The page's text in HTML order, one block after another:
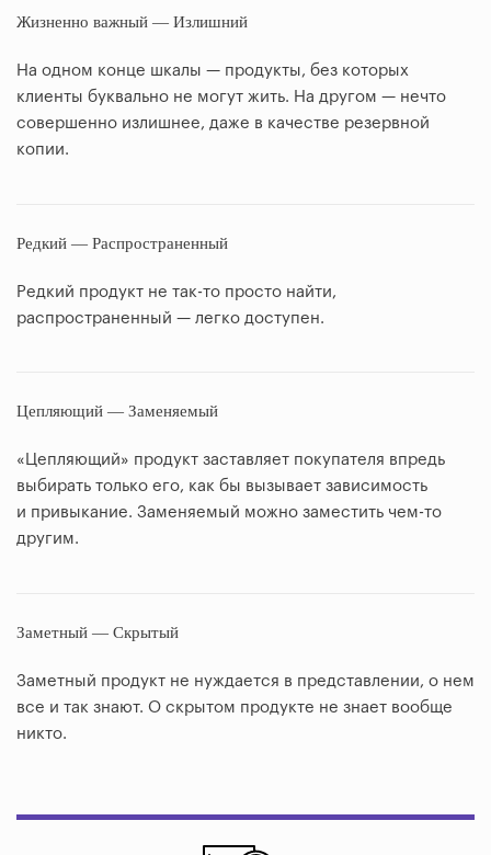
Жизненно важный — Излишний
На одном конце шкалы — продукты, без которых
клиенты буквально не могут жить. На другом — нечто
совершенно излишнее, даже в качестве резервной
копии.
Редкий — Распространенный
Редкий продукт не так-то просто найти,
распространенный — легко доступен.
Цепляющий — Заменяемый
«Цепляющий» продукт заставляет покупателя впредь
выбирать только его, как бы вызывает зависимость
и привыкание. Заменяемый можно заместить чем-то
другим.
Заметный — Скрытый
Заметный продукт не нуждается в представлении, о нем
все и так знают. О скрытом продукте не знает вообще
никто.